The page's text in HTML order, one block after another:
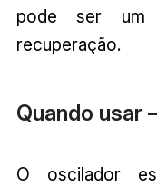
pode ser um
recuperação.
Quando usar
O oscilador